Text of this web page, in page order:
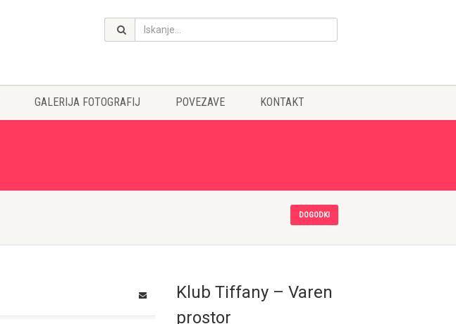
GALERIJA FOTOGRAFIJ POVEZAVE KONTAKT
DOGODKI
Klub Tiffany – Varen
prostor